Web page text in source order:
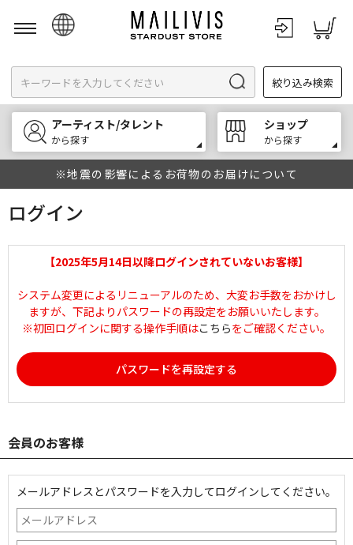
English
한국어
中文
絞り込み検索
アーティスト/タレント
から探す
ショップ
から探す
※地震の影響によるお荷物のお届けについて
ログイン
【2025年5月14日以降ログインされていないお客様】
システム変更によるリニューアルのため、大変お手数をおかけし
ますが、下記よりパスワードの再設定をお願いいたします。
※初回ログインに関する操作手順はこちらをご確認ください。
パスワードを再設定する
会員のお客様
メールアドレスとパスワードを入力してログインしてください。